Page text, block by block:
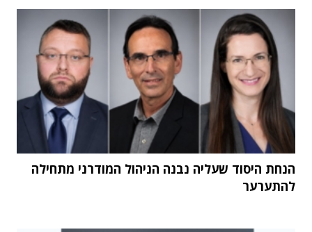
הנחת היסוד שעליה נבנה הניהול המודרני מתחילה
להתערער